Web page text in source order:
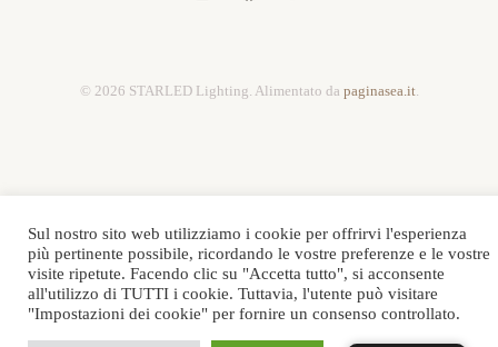
© 2026 STARLED Lighting. Alimentato da paginasea.it.
Sul nostro sito web utilizziamo i cookie per offrirvi l'esperienza
più pertinente possibile, ricordando le vostre preferenze e le vostre
visite ripetute. Facendo clic su "Accetta tutto", si acconsente
all'utilizzo di TUTTI i cookie. Tuttavia, l'utente può visitare
"Impostazioni dei cookie" per fornire un consenso controllato.